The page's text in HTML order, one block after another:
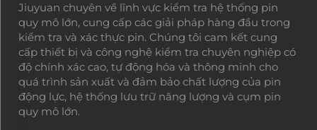
Jiuyuan chuyên về lĩnh vực kiểm tra hệ thống pin
quy mô lớn, cung cấp các giải pháp hàng đầu trong
kiểm tra và xác thực pin. Chúng tôi cam kết cung
cấp thiết bị và công nghệ kiểm tra chuyên nghiệp có
độ chính xác cao, tự động hóa và thông minh cho
quá trình sản xuất và đảm bảo chất lượng của pin
động lực, hệ thống lưu trữ năng lượng và cụm pin
quy mô lớn.